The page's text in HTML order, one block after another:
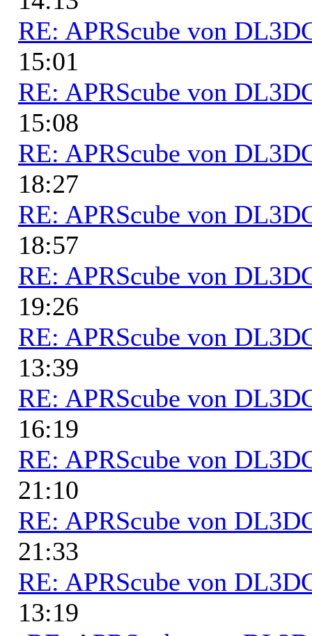
RE: APRScube von
15:01
RE: APRScube von
15:08
RE: APRScube von
18:27
RE: APRScube von
18:57
RE: APRScube von
19:26
RE: APRScube von
13:39
RE: APRScube von
16:19
RE: APRScube von
21:10
RE: APRScube von
21:33
RE: APRScube von
13:19